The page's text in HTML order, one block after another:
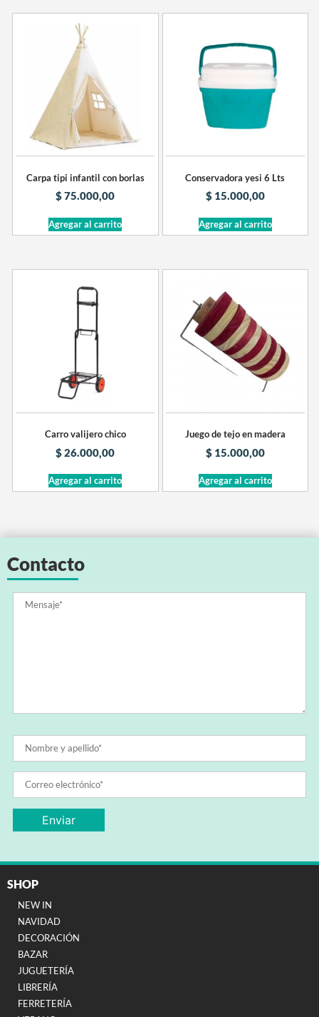
Carpa tipi infantil con borlas
$75.000,00
Agregar al carrito
Conservadora yesi 6 Lts
$15.000,00
Agregar al carrito
Carro valijero chico
$26.000,00
Agregar al carrito
Juego de tejo en madera
$15.000,00
Agregar al carrito
Contacto
SHOP
NEW IN
NAVIDAD
DECORACIÓN
BAZAR
JUGUETERÍA
LIBRERÍA
FERRETERÍA